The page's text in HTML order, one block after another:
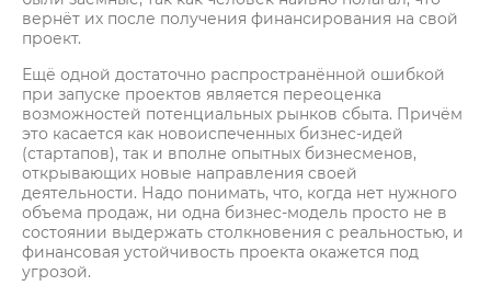
вернёт их после получения финансирования на свой
проект.
Ещё одной достаточно распространённой ошибкой
при запуске проектов является переоценка
возможностей потенциальных рынков сбыта. Причём
это касается как новоиспеченных бизнес-идей
(стартапов), так и вполне опытных бизнесменов,
открывающих новые направления своей
деятельности. Надо понимать, что, когда нет нужного
объема продаж, ни одна бизнес-модель просто не в
состоянии выдержать столкновения с реальностью, и
финансовая устойчивость проекта окажется под
угрозой.